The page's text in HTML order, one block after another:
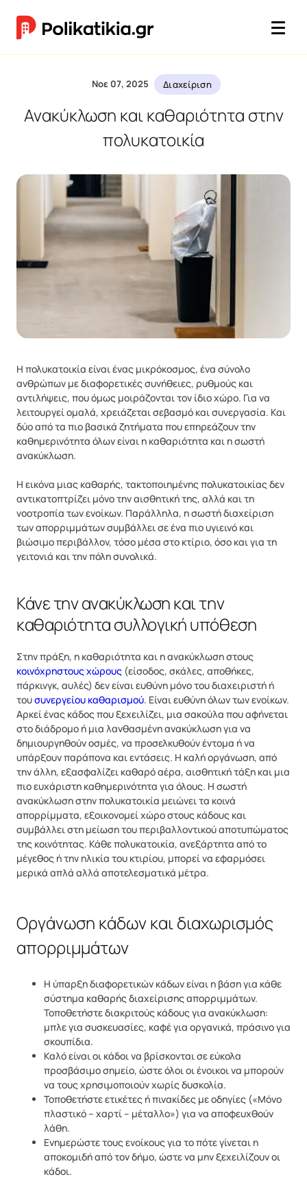
Νοε 07, 2025 Διαχείριση
Ανακύκλωση και καθαριότητα στην
πολυκατοικία
Η πολυκατοικία είναι ένας μικρόκοσμος, ένα σύνολο
ανθρώπων με διαφορετικές συνήθειες, ρυθμούς και
αντιλήψεις, που όμως μοιράζονται τον ίδιο χώρο. Για να
λειτουργεί ομαλά, χρειάζεται σεβασμό και συνεργασία. Και
δύο από τα πιο βασικά ζητήματα που επηρεάζουν την
καθημερινότητα όλων είναι η καθαριότητα και η σωστή
ανακύκλωση.
Η εικόνα μιας καθαρής, τακτοποιημένης πολυκατοικίας δεν
αντικατοπτρίζει μόνο την αισθητική της, αλλά και τη
νοοτροπία των ενοίκων. Παράλληλα, η σωστή διαχείριση
των απορριμμάτων συμβάλλει σε ένα πιο υγιεινό και
βιώσιμο περιβάλλον, τόσο μέσα στο κτίριο, όσο και για τη
γειτονιά και την πόλη συνολικά.
Κάνε την ανακύκλωση και την
καθαριότητα συλλογική υπόθεση
Στην πράξη, η καθαριότητα και η ανακύκλωση στους
κοινόχρηστους χώρους (είσοδος, σκάλες, αποθήκες,
πάρκινγκ, αυλές) δεν είναι ευθύνη μόνο του διαχειριστή ή
τουσυνεργείου καθαρισμού. Είναι ευθύνη όλων των ενοίκων.
Αρκεί ένας κάδος που ξεχειλίζει, μια σακούλα που αφήνεται
στο διάδρομο ή μια λανθασμένη ανακύκλωση για να
δημιουργηθούν οσμές, να προσελκυθούν έντομα ή να
υπάρξουν παράπονα και εντάσεις. Η καλή οργάνωση, από
την άλλη, εξασφαλίζει καθαρό αέρα, αισθητική τάξη και μια
πιο ευχάριστη καθημερινότητα για όλους. Η σωστή
ανακύκλωση στην πολυκατοικία μειώνει τα κοινά
απορρίμματα, εξοικονομεί χώρο στους κάδους και
συμβάλλει στη μείωση του περιβαλλοντικού αποτυπώματος
της κοινότητας. Κάθε πολυκατοικία, ανεξάρτητα από το
μέγεθος ή την ηλικία του κτιρίου, μπορεί να εφαρμόσει
μερικά απλά αλλά αποτελεσματικά μέτρα.
Οργάνωση κάδων και διαχωρισμός
απορριμμάτων
Η ύπαρξη διαφορετικών κάδων είναι η βάση για κάθε
σύστημα καθαρής διαχείρισης απορριμμάτων.
Τοποθετήστε διακριτούς κάδους για ανακύκλωση:
μπλε για συσκευασίες, καφέ για οργανικά, πράσινο για
σκουπίδια.
Καλό είναι οι κάδοι να βρίσκονται σε εύκολα
προσβάσιμο σημείο, ώστε όλοι οι ένοικοι να μπορούν
να τους χρησιμοποιούν χωρίς δυσκολία.
Τοποθετήστε ετικέτες ή πινακίδες με οδηγίες («Μόνο
πλαστικό – χαρτί – μέταλλο») για να αποφευχθούν
λάθη.
Ενημερώστε τους ενοίκους για το πότε γίνεται η
αποκομιδή από τον δήμο, ώστε να μην ξεχειλίζουν οι
κάδοι.